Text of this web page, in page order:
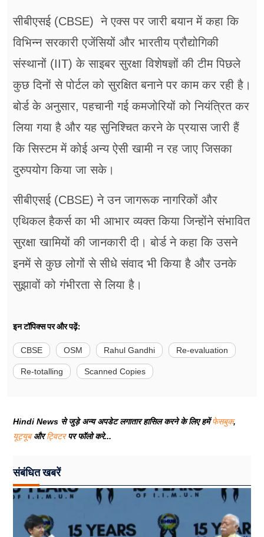
सीबीएसई (CBSE) ने एक्स पर जारी बयान में कहा कि
विभिन्न सरकारी एजेंसियों और भारतीय प्रौद्योगिकी
संस्थानों (IIT) के साइबर सुरक्षा विशेषज्ञों की टीम पिछले
कुछ दिनों से पोर्टल को सुरक्षित बनाने पर काम कर रही है।
बोर्ड के अनुसार, पहचानी गई कमजोरियों को नियंत्रित कर
लिया गया है और यह सुनिश्चित करने के प्रयास जारी हैं
कि सिस्टम में कोई अन्य ऐसी खामी न रह जाए जिसका
दुरुपयोग किया जा सके।
सीबीएसई (CBSE) ने उन जागरूक नागरिकों और
एथिकल हैकर्स का भी आभार व्यक्त किया जिन्होंने संभावित
सुरक्षा खामियों की जानकारी दी। बोर्ड ने कहा कि उसने
इनमें से कुछ लोगों से सीधे संवाद भी किया है और उनके
सुझावों को गंभीरता से लिया है।
इन टॉपिक्स पर और पढ़ें:
CBSE OSM Rahul Gandhi Re-evaluation
Re-totalling Scanned Copies
Hindi News से जुड़े अन्य अपडेट लगातार हासिल करने के लिए हमेंफेसबुक,
यूट्यूबऔरट्विटरपर फॉलो करे...
संबंधित खबरें